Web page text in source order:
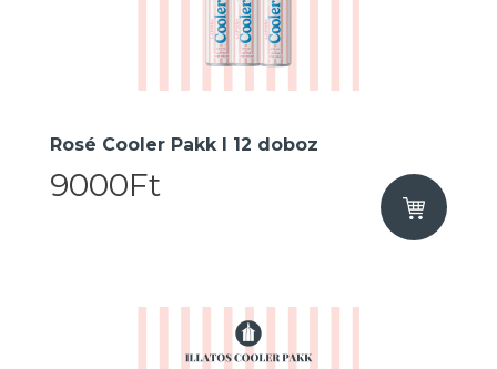
Rosé Cooler Pakk I 12 doboz
9000Ft